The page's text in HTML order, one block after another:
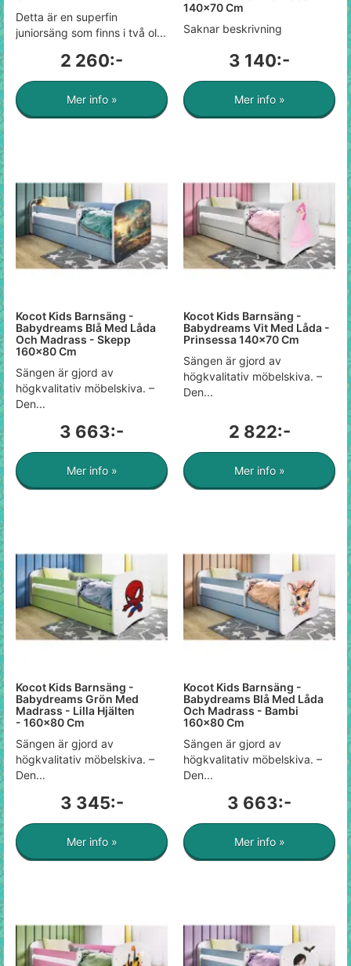
Detta är en superfin
juniorsäng som finns i två ol...
2 260:-
Mer info »
140x70 Cm
Saknar beskrivning
3 140:-
Mer info »
Kocot Kids Barnsäng -
Babydreams Blå Med Låda
Och Madrass - Skepp
160x80 Cm
Sängen är gjord av
högkvalitativ möbelskiva. –
Den...
3 663:-
Mer info »
Kocot Kids Barnsäng -
Babydreams Vit Med Låda -
Prinsessa 140x70 Cm
Sängen är gjord av
högkvalitativ möbelskiva. –
Den...
2 822:-
Mer info »
Kocot Kids Barnsäng -
Babydreams Grön Med
Madrass - Lilla Hjälten
- 160x80 Cm
Sängen är gjord av
högkvalitativ möbelskiva. –
Den...
3 345:-
Mer info »
Kocot Kids Barnsäng -
Babydreams Blå Med Låda
Och Madrass - Bambi
160x80 Cm
Sängen är gjord av
högkvalitativ möbelskiva. –
Den...
3 663:-
Mer info »